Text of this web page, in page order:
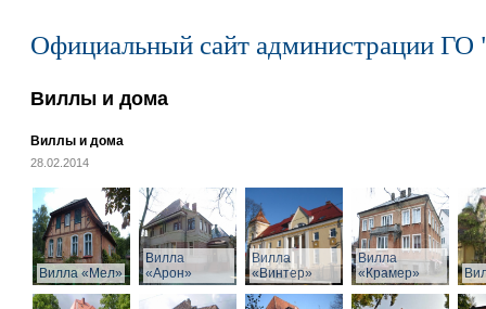
Официальный сайт администрации ГО
Виллы и дома
Виллы и дома
28.02.2014
Вилла «Мел»
Вилла
«Арон»
Вилла
«Винтер»
Вилла
«Крамер»